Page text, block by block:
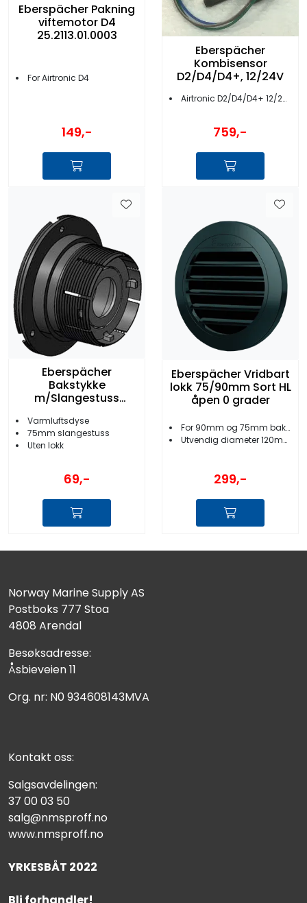
Eberspächer Pakning
viftemotor D4
25.2113.01.0003
For Airtronic D4
149,-
Eberspächer
Kombisensor
D2/D4/D4+, 12/24V
Airtronic D2/D4/D4+ 12/24V
759,-
Eberspächer
Bakstykke
m/Slangestuss
Varmluftsdyse
75mm slangestuss
Uten lokk
69,-
Eberspächer Vridbart
lokk 75/90mm Sort HL
åpen 0 grader
For 90mm og 75mm bakstykker
Utvendig diameter 120mm
299,-
Norway Marine Supply AS
Postboks 777 Stoa
4808 Arendal
Besøksadresse:
Åsbieveien 11
Org. nr: N0 934608143MVA
Kontakt oss:
Salgsavdelingen:
37 00 03 50
salg@nmsproff.no
www.nmsproff.no
YRKESBÅT 2022
Bli forhandler!